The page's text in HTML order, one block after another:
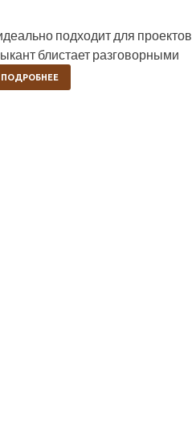
подходит для проектов
блистает разговорными
ПОДРОБНЕЕ